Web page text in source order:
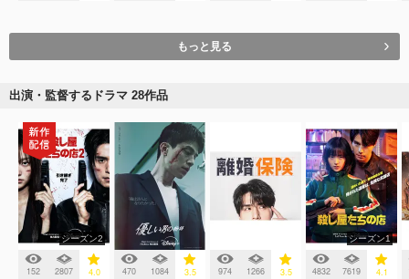
もっと見る
出演・監督するドラマ 28作品
シーズン2
152 2807 4.0 470 1084 3.5 974 1266 3.5
シーズン1
4832 7619 4.1